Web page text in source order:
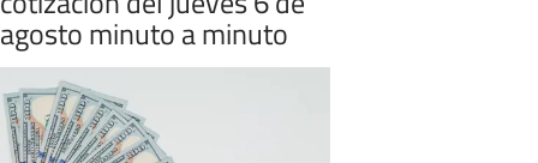
agosto minuto a minuto